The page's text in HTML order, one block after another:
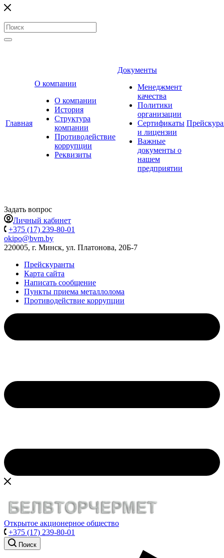
Главная
О компании
О компании
История
Структура
компании
Противодействие
коррупции
Реквизиты
Документы
Менеджмент
качества
Политики
организации
Сертификаты
и лицензии
Важные
документы о
нашем
предприятии
Задать вопрос
Личный кабинет
+375 (17) 239-80-01
okipo@bvm.by
220005, г. Минск, ул. Платонова, 20Б-7
Прейскуранты
Карта сайта
Написать сообщение
Пункты приема металлолома
Противодействие коррупции
Открытое акционерное общество
+375 (17) 239-80-01
Поиск